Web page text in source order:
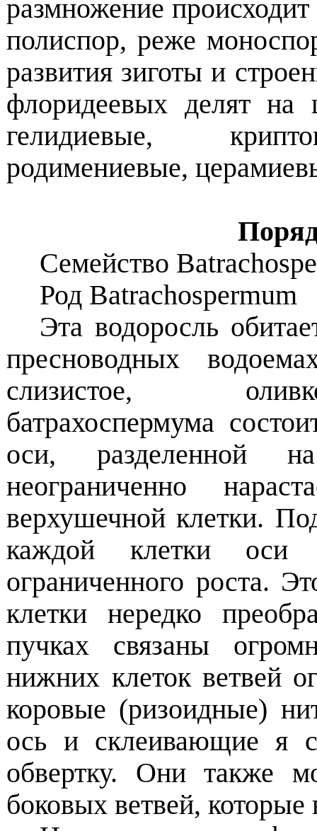
размножение
полиспор, реже
развития зиготы и
флоридеевых делят на
гелидиевые,
родимениевые,
Семейство
РодBatrachospermum
Эта водоросль
пресноводных
слизистое,
батрахоспермума
оси, разделенной
неограниченно
верхушечной клетки.
каждой клетки оси
ограниченного роста.
клетки нередко
пучках связаны
нижних клеток ветвей
коровые (ризоидные)
ось и склеивающие я
обвертку. Они также
боковых ветвей,